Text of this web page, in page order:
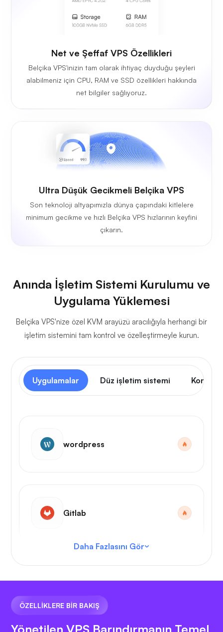
Net ve Şeffaf VPS Özellikleri
Belçika VPS'inizin tam olarak ihtiyaç duyduğu şeyleri
alabilmeniz için CPU, RAM ve SSD özellikleri hakkında
net bilgiler sağlıyoruz.
Ultra Düşük Gecikmeli Belçika VPS
Son teknoloji altyapımızla dünya çapındaki kitlelere
minimum gecikme ve hızlı Belçika VPS hızlarının keyfini
çıkarın.
Anında İşletim Sistemi Kurulumu ve
Uygulama Yüklemesi
Belçika VPS'nize özel KVM arayüzü aracılığıyla herhangi bir
işletim sistemini tam kontrol ve özelleştirmeyle kurun.
Uygulamalar Düz işletim sistemi Kontrol
wordpress
Gitlab
VS Kodu
Daha Fazlasını Gör
ÖZELLİKLERE BİR BAKIŞ